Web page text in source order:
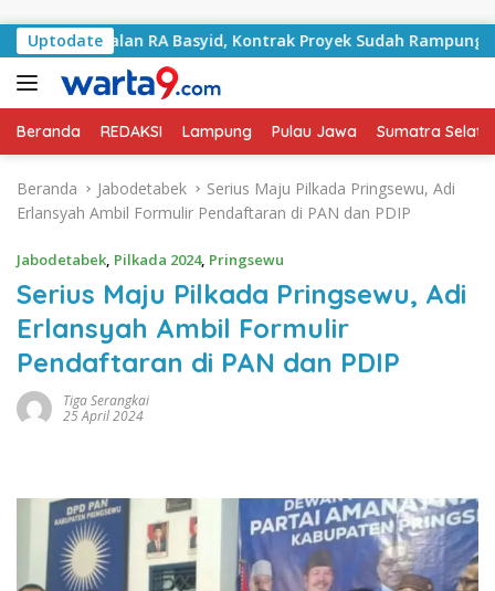
Uptodate
Jalan RA Basyid, Kontrak Proyek Sudah Rampung
Beranda REDAKSI Lampung Pulau Jawa Sumatra
Beranda Jabodetabek
Serius Maju Pilkada Pringsewu, Adi
Erlansyah Ambil Formulir Pendaftaran di PAN dan PDIP
Jabodetabek, Pilkada 2024, Pringsewu
Serius Maju Pilkada Pringsewu, Adi
Erlansyah Ambil Formulir
Pendaftaran di PAN dan PDIP
Tiga Serangkai
25 April 2024